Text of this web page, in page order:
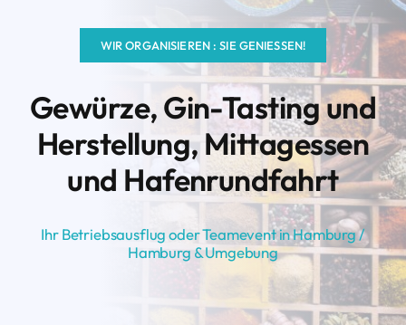
WIR ORGANISIEREN : SIE GENIESSEN!
Gewürze, Gin-Tasting und
Herstellung, Mittagessen
und Hafenrundfahrt
Ihr Betriebsausflug oder Teamevent in Hamburg /
Hamburg & Umgebung